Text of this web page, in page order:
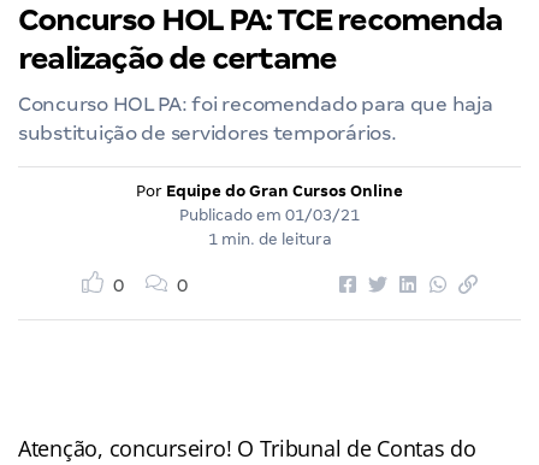
Concurso HOL PA: TCE recomenda
realização de certame
Concurso HOL PA: foi recomendado para que haja
substituição de servidores temporários.
Por Equipe do Gran Cursos Online
Publicado em 01/03/21
1 min. de leitura
0 0
Atenção, concurseiro! O Tribunal de Contas do